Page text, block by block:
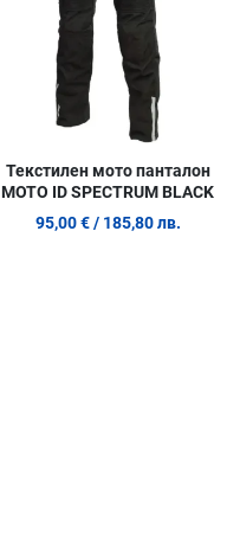
Текстилен мото панталон
MOTO ID SPECTRUM BLACK
95,00 € / 185,80 лв.